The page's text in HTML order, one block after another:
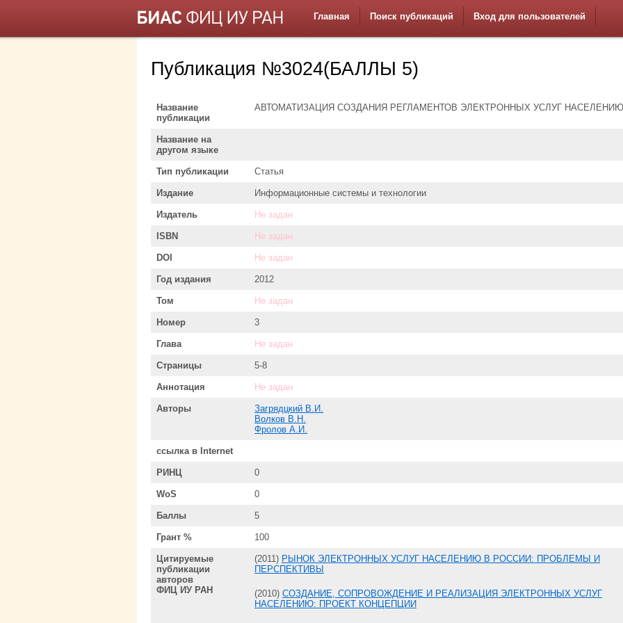
Главная Поиск публикаций Вход для пользователей
Публикация №3024(БАЛЛЫ 5)
Название
публикации
АВТОМАТИЗАЦИЯ СОЗДАНИЯ РЕГЛАМЕНТОВ ЭЛЕКТРОННЫХ УСЛУГ НАСЕЛЕНИЮ
Название на
другом языке
Тип публикации Статья
Издание Информационные системы и технологии
Издатель Не задан
ISBN Не задан
DOI Не задан
Год издания 2012
Том Не задан
Номер 3
Глава Не задан
Страницы 5-8
Аннотация Не задан
Авторы
Загрядцкий В.И.
Волков В.Н.
Фролов А.И.
ссылка в Internet
РИНЦ 0
WoS 0
Баллы 5
Грант % 100
Цитируемые
публикации
авторов
ФИЦ ИУ РАН
(2011) РЫНОК ЭЛЕКТРОННЫХ УСЛУГ НАСЕЛЕНИЮ В РОССИИ: ПРОБЛЕМЫ И
ПЕРСПЕКТИВЫ
(2010) СОЗДАНИЕ, СОПРОВОЖДЕНИЕ И РЕАЛИЗАЦИЯ ЭЛЕКТРОННЫХ УСЛУГ
НАСЕЛЕНИЮ: ПРОЕКТ КОНЦЕПЦИИ